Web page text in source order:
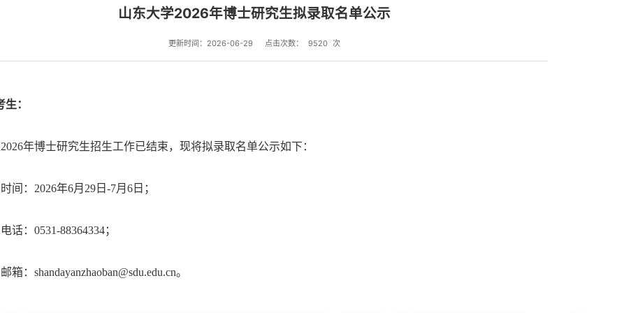
山东大学2026年博士研究生拟录取名单公示
更新时间：2026-06-29 点击次数： 9520 次
：
年博士研究生招生工作已结束，现将拟录取名单公示如下：
间：2026年6月29日-7月6日；
话：0531-88364334；
箱：shandayanzhaoban@sdu.edu.cn。